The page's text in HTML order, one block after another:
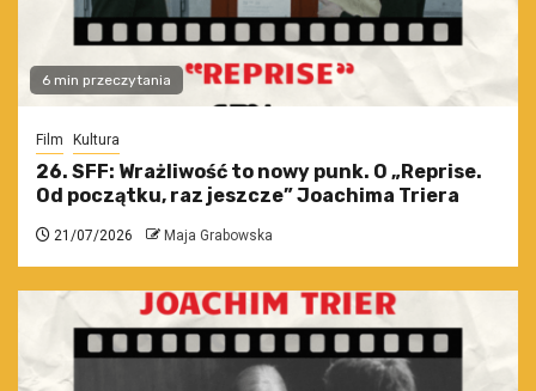
6 min przeczytania
Film Kultura
26. SFF: Wrażliwość to nowy punk. O „Reprise.
Od początku, raz jeszcze” Joachima Triera
21/07/2026 Maja Grabowska